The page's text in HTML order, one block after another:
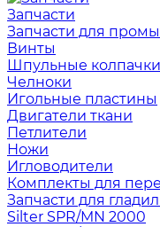
Запчасти
Запчасти для
Винты
Шпульные колпачки
Челноки
Игольные пластины
Двигатели ткани
Петлители
Ножи
Игловодители
Комплекты для
Запчасти для
Silter SPR/MN 2000